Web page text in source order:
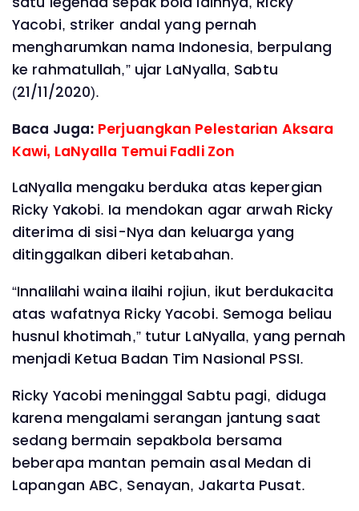
Yacobi, striker andal yang pernah
mengharumkan nama Indonesia, berpulang
ke rahmatullah,” ujar LaNyalla, Sabtu
(21/11/2020).
Baca Juga: Perjuangkan Pelestarian Aksara
Kawi, LaNyalla Temui Fadli Zon
LaNyalla mengaku berduka atas kepergian
Ricky Yakobi. Ia mendokan agar arwah Ricky
diterima di sisi-Nya dan keluarga yang
ditinggalkan diberi ketabahan.
“Innalilahi waina ilaihi rojiun, ikut berdukacita
atas wafatnya Ricky Yacobi. Semoga beliau
husnul khotimah,” tutur LaNyalla, yang pernah
menjadi Ketua Badan Tim Nasional PSSI.
Ricky Yacobi meninggal Sabtu pagi, diduga
karena mengalami serangan jantung saat
sedang bermain sepakbola bersama
beberapa mantan pemain asal Medan di
Lapangan ABC, Senayan, Jakarta Pusat.